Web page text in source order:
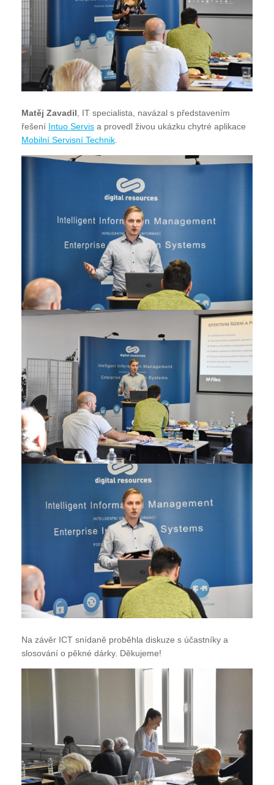
Matěj Zavadil , IT specialista, navázal s představením
řešení Intuo Servis a provedl živou ukázku chytré aplikace
Mobilní Servisní Technik
Na závěr ICT snídaně proběhla diskuze s účastníky a
slosování o pěkné dárky. Děkujeme!